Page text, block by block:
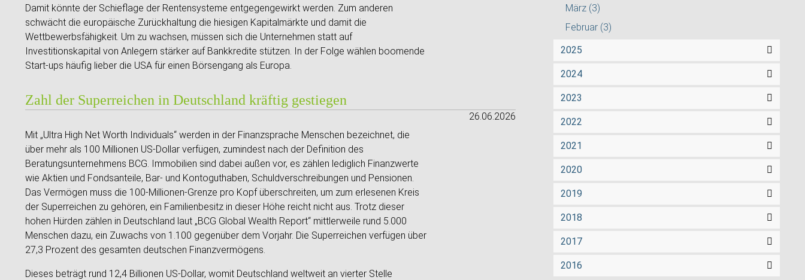
Damit könnte der Schieflage der Rentensysteme entgegengewirkt werden. Zum anderen
schwächt die europäische Zurückhaltung die hiesigen Kapitalmärkte und damit die
Wettbewerbsfähigkeit. Um zu wachsen, müssen sich die Unternehmen statt auf
Investitionskapital von Anlegern stärker auf Bankkredite stützen. In der Folge wählen boomende
Start-ups häufig lieber die USA für einen Börsengang als Europa.
Zahl der Superreichen in Deutschland kräftig gestiegen
26.06.2026
Mit „Ultra High Net Worth Individuals“ werden in der Finanzsprache Menschen bezeichnet, die
über mehr als 100 Millionen US-Dollar verfügen, zumindest nach der Definition des
Beratungsunternehmens BCG. Immobilien sind dabei außen vor, es zählen lediglich Finanzwerte
wie Aktien und Fondsanteile, Bar- und Kontoguthaben, Schuldverschreibungen und Pensionen.
Das Vermögen muss die 100-Millionen-Grenze pro Kopf überschreiten, um zum erlesenen Kreis
der Superreichen zu gehören, ein Familienbesitz in dieser Höhe reicht nicht aus. Trotz dieser
hohen Hürden zählen in Deutschland laut „BCG Global Wealth Report“ mittlerweile rund 5.000
Menschen dazu, ein Zuwachs von 1.100 gegenüber dem Vorjahr. Die Superreichen verfügen über
27,3 Prozent des gesamten deutschen Finanzvermögens.
Dieses beträgt rund 12,4 Billionen US-Dollar, womit Deutschland weltweit an vierter Stelle
März (3)
Februar (3)
2025
2024
2023
2022
2021
2020
2019
2018
2017
2016